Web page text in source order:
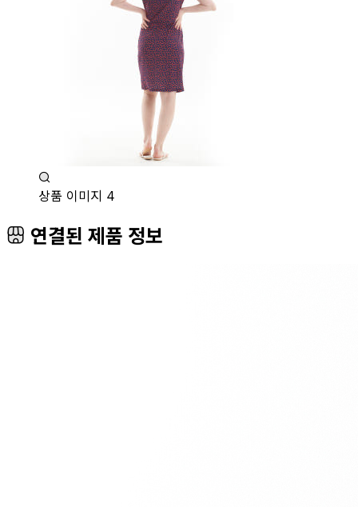
상품 이미지 4
연결된 제품 정보